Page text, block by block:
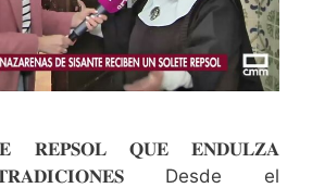
𝐑𝐄𝐏𝐒𝐎𝐋 𝐐𝐔𝐄 𝐄𝐍𝐃𝐔𝐋𝐙𝐀
Desde el